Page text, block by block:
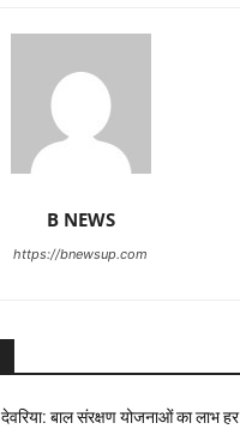
B NEWS
https://bnewsup.com
देवरिया: बाल संरक्षण योजनाओं का लाभ